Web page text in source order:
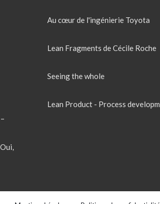
Au cœur de l'ingénierie Toyota
Lean Fragments de Cécile Roche
Seeing the whole